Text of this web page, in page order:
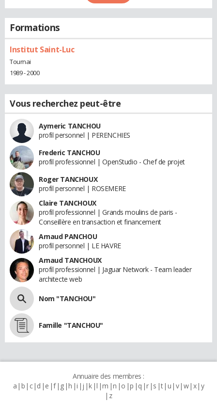
Formations
Institut Saint-Luc
Tournai
1989 - 2000
Vous recherchez peut-être
Aymeric TANCHOU
profil personnel | PERENCHIES
Frederic TANCHOU
profil professionnel | OpenStudio - Chef de projet
Roger TANCHOUX
profil personnel | ROSEMERE
Claire TANCHOUX
profil professionnel | Grands moulins de paris -
Conseillère en transaction et financement
Arnaud PANCHOU
profil personnel | LE HAVRE
Arnaud TANCHOUX
profil professionnel | Jaguar Network - Team leader
architecte web
Nom "TANCHOU"
Famille "TANCHOU"
Annuaire des membres :
a b c d e f g h i j k l m n o p q r s t u v w x y
z